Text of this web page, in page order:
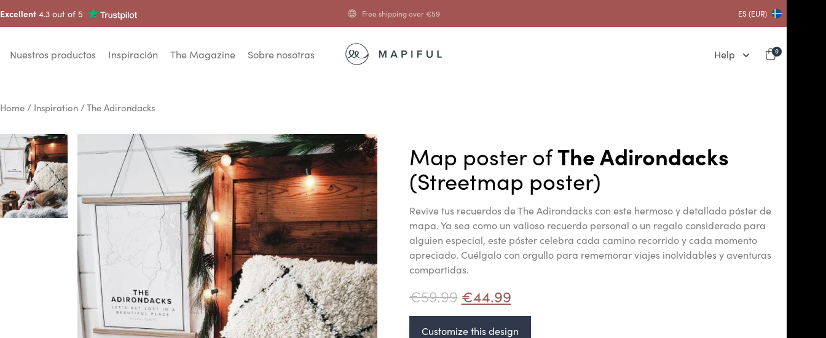
Excellent 4.3 out of 5 Free shipping over€59 ES (EUR)
Nuestros productos Inspiración The Magazine Sobre nosotras Help 0
Home / Inspiration / The Adirondacks
Map poster ofThe Adirondacks
(Streetmap poster)
Revive tus recuerdos de The Adirondacks con este hermoso y detallado póster de
mapa. Ya sea como un valioso recuerdo personal o un regalo considerado para
alguien especial, este póster celebra cada camino recorrido y cada momento
apreciado. Cuélgalo con orgullo para rememorar viajes inolvidables y aventuras
compartidas.
€59.99 €44.99
Customize this design